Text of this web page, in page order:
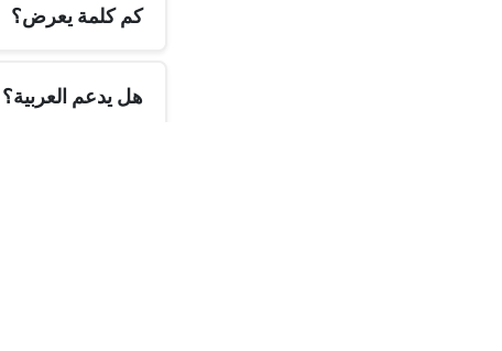
كم كلمة يعرض؟
هل يدعم العربية؟